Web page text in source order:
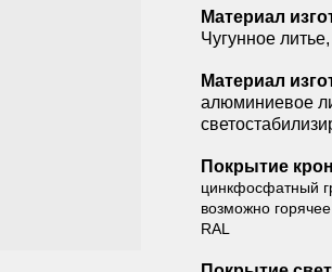
Материал
Чугунное
Материал
алюминиевое
Покрытие
цинкфосфатный
возможно
RAL